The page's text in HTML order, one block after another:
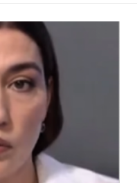
«Տեսլայով»
ից․ ի՞նչ են
գայլերը
խնամքին.
է վարչական
էի խնդրել